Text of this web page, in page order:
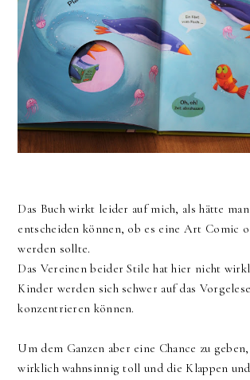
Das Buch wirkt leider auf mich, als hätte
entscheiden können, ob es eine Art Comic
werden sollte.
Das Vereinen beider Stile hat hier nicht
Kinder werden sich schwer auf das
konzentrieren können.
Um dem Ganzen aber eine Chance zu
wirklich wahnsinnig toll und die Klappen